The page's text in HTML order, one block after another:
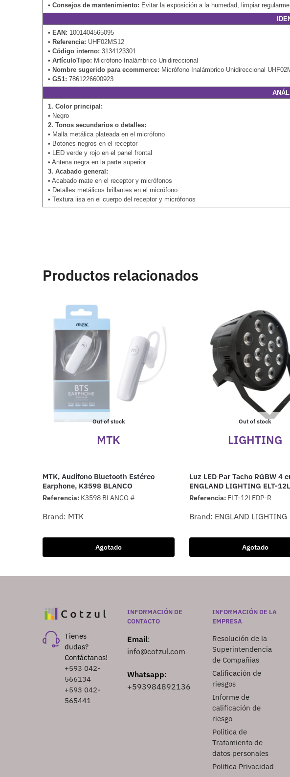
•Consejos de mantenimiento: Evitar la exposición a la humedad, limpiar
• EAN: 1001404565095
• Referencia: UHF02MS12
•Código interno: 3134123301
•ArtículoTipo: Micrófono Inalámbrico Unidireccional
• Nombre sugerido para ecommerce: Micrófono Inalámbrico Unidireccional
•GS1: 7861226600923
1. Color principal:
• Negro
2. Tonos secundarios o detalles:
• Malla metálica plateada en el micrófono
• Botones negros en el receptor
• LED verde y rojo en el panel frontal
• Antena negra en la parte superior
3. Acabado general:
• Acabado mate en el receptor y micrófonos
• Detalles metálicos brillantes en el micrófono
• Textura lisa en el cuerpo del receptor y micrófonos
Productos relacionados
Out of stock
MTK
MTK, Audífono Bluetooth Estéreo
Earphone, K3598 BLANCO
Referencia: K3598 BLANCO #
Brand: MTK
Agotado
Out of stock
LIGHTING
Luz LED Par Tacho RGBW 4
ENGLAND LIGHTING ELT-
Referencia: ELT-12LEDP-R
Brand: ENGLAND LIGHTING
Agotado
Tienes
dudas?
Contáctanos!
+593 042-
566134
+593 042-
565441
INFORMACIÓN DE
CONTACTO
Email:
info@cotzul.com
Whatsapp:
+593984892136
INFORMACIÓN DE LA
EMPRESA
Resolución de la
Superintendencia
de Compañias
Calificación de
riesgos
Informe de
calificación de
riesgo
Política de
Tratamiento de
datos personales
Politica Privacidad